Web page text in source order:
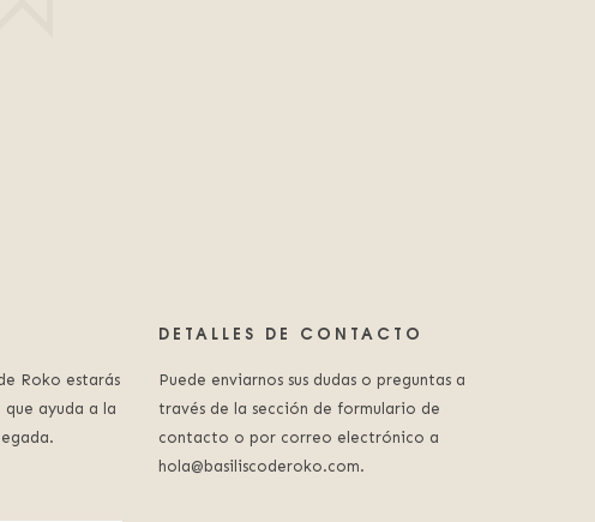
Roko estarás
ayuda a la
DETALLES DE CONTACTO
Puede enviarnos sus dudas o preguntas a
través de la sección de formulario de
contacto o por correo electrónico a
hola@basiliscoderoko.com.